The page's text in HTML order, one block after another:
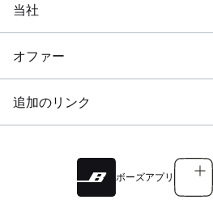
当社
オファー
追加のリンク
ボーズアプリ